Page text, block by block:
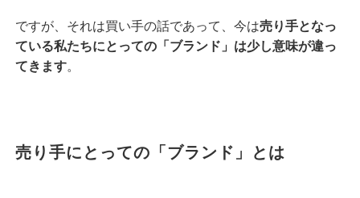
ですが、それは買い手の話であって、今は売り手となっ
ている私たちにとっての「ブランド」は少し意味が違っ
てきます。
売り手にとっての「ブランド」とは